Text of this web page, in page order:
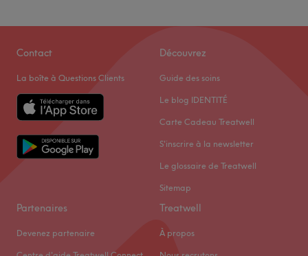
Contact
La boîte à Questions Clients
Découvrez
Guide des soins
Le blog IDENTITÉ
Carte Cadeau Treatwell
S'inscrire à la newsletter
Le glossaire de Treatwell
Sitemap
Partenaires
Devenez partenaire
Treatwell
À propos